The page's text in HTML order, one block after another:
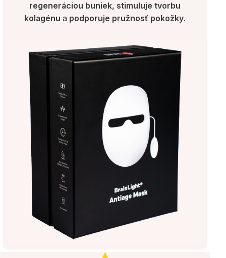
regeneráciou buniek, stimuluje tvorbu
kolagénu a podporuje pružnosť pokožky.